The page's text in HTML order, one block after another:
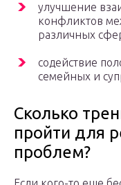
улучшение
конфликтов
различных
содействие
семейных и
Сколько
пройти для
проблем?